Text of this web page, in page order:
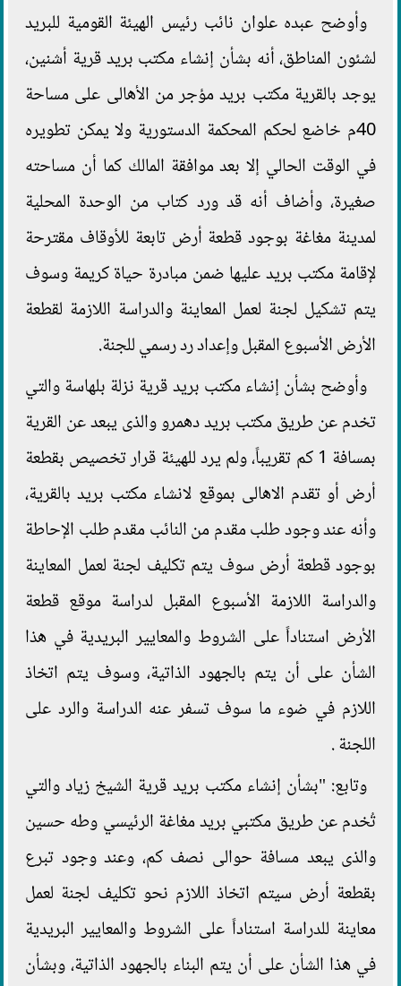
وأوضح عبده علوان نائب رئيس الهيئة القومية للبريد
لشئون المناطق، أنه بشأن إنشاء مكتب بريد قرية أشنين،
يوجد بالقرية مكتب بريد مؤجر من الأهالى على مساحة
40م خاضع لحكم المحكمة الدستورية ولا يمكن تطويره
في الوقت الحالي إلا بعد موافقة المالك كما أن مساحته
صغيرة، وأضاف أنه قد ورد كتاب من الوحدة المحلية
لمدينة مغاغة بوجود قطعة أرض تابعة للأوقاف مقترحة
لإقامة مكتب بريد عليها ضمن مبادرة حياة كريمة وسوف
يتم تشكيل لجنة لعمل المعاينة والدراسة اللازمة لقطعة
الأرض الأسبوع المقبل وإعداد رد رسمي للجنة.
وأوضح بشأن إنشاء مكتب بريد قرية نزلة بلهاسة والتي
تخدم عن طريق مكتب بريد دهمرو والذى يبعد عن القرية
بمسافة 1 كم تقريباً، ولم يرد للهيئة قرار تخصيص بقطعة
أرض أو تقدم الاهالى بموقع لانشاء مكتب بريد بالقرية،
وأنه عند وجود طلب مقدم من النائب مقدم طلب الإحاطة
بوجود قطعة أرض سوف يتم تكليف لجنة لعمل المعاينة
والدراسة اللازمة الأسبوع المقبل لدراسة موقع قطعة
الأرض استناداً على الشروط والمعايير البريدية في هذا
الشأن على أن يتم بالجهود الذاتية، وسوف يتم اتخاذ
اللازم في ضوء ما سوف تسفر عنه الدراسة والرد على
اللجنة .
وتابع: "بشأن إنشاء مكتب بريد قرية الشيخ زياد والتي
تُخدم عن طريق مكتبي بريد مغاغة الرئيسي وطه حسين
والذى يبعد مسافة حوالى نصف كم، وعند وجود تبرع
بقطعة أرض سيتم اتخاذ اللازم نحو تكليف لجنة لعمل
معاينة للدراسة استناداً على الشروط والمعايير البريدية
في هذا الشأن على أن يتم البناء بالجهود الذاتية، وبشأن